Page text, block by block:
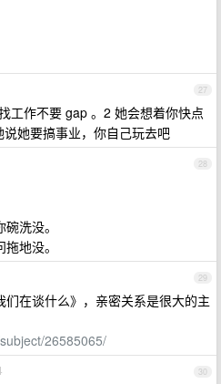
27
工作不要 gap 。2 她会想着你快点
她要搞事业，你自己玩去吧
28
洗没。
地没。
29
们在谈什么》，亲密关系是很大的主
26585065/
30